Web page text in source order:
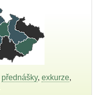
přednášky, exkurze,